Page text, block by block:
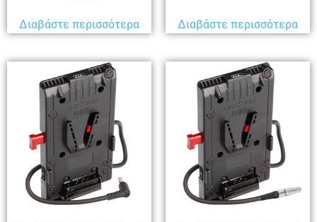
Διαβάστε περισσότερα Διαβάστε περισσότερα